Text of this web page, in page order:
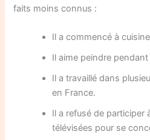
faits moins connus :
Il a commencé à
Il aime peindre
Il a travaillé dans
en France.
Il a refusé de participer
télévisées pour se